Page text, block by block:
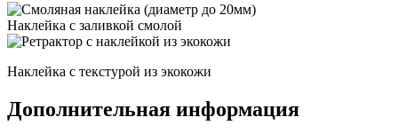
Наклейка с заливкой смолой
Наклейка с текстурой из экокожи
Дополнительная информация